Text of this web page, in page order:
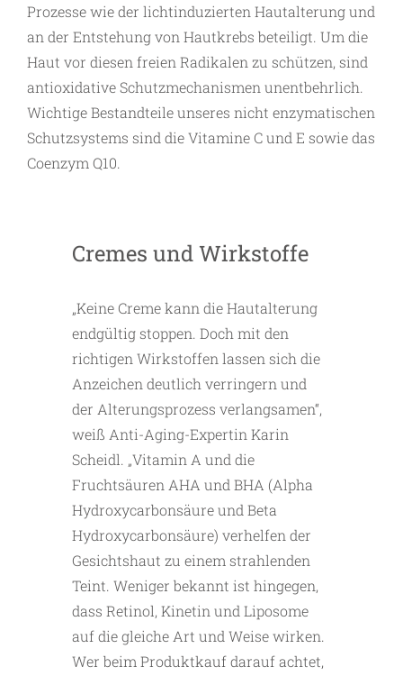
Prozesse wie der lichtinduzierten Hautalterung und
an der Entstehung von Hautkrebs beteiligt. Um die
Haut vor diesen freien Radikalen zu schützen, sind
antioxidative Schutzmechanismen unentbehrlich.
Wichtige Bestandteile unseres nicht enzymatischen
Schutzsystems sind die Vitamine C und E sowie das
Coenzym Q10.
Cremes und Wirkstoffe
„Keine Creme kann die Hautalterung
endgültig stoppen. Doch mit den
richtigen Wirkstoffen lassen sich die
Anzeichen deutlich verringern und
der Alterungsprozess verlangsamen“,
weiß Anti-Aging-Expertin Karin
Scheidl. „Vitamin A und die
Fruchtsäuren AHA und BHA (Alpha
Hydroxycarbonsäure und Beta
Hydroxycarbonsäure) verhelfen der
Gesichtshaut zu einem strahlenden
Teint. Weniger bekannt ist hingegen,
dass Retinol, Kinetin und Liposome
auf die gleiche Art und Weise wirken.
Wer beim Produktkauf darauf achtet,